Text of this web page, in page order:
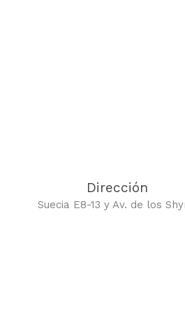
Dirección
Suecia E8-13 y Av. de los